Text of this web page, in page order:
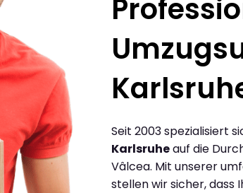
Seit 2003 spezialisiert
Karlsruheauf die
Vâlcea. Mit unserer
stellen wir sicher, dass